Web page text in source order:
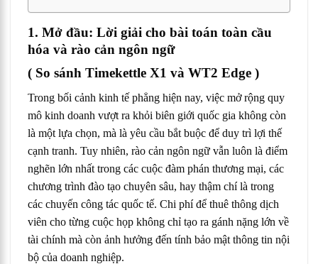
1. Mở đầu: Lời giải cho bài toán toàn cầu
hóa và rào cản ngôn ngữ
( So sánh Timekettle X1 và WT2 Edge )
Trong bối cảnh kinh tế phẳng hiện nay, việc mở rộng quy
mô kinh doanh vượt ra khỏi biên giới quốc gia không còn
là một lựa chọn, mà là yêu cầu bắt buộc để duy trì lợi thế
cạnh tranh. Tuy nhiên, rào cản ngôn ngữ vẫn luôn là điểm
nghẽn lớn nhất trong các cuộc đàm phán thương mại, các
chương trình đào tạo chuyên sâu, hay thậm chí là trong
các chuyến công tác quốc tế. Chi phí để thuê thông dịch
viên cho từng cuộc họp không chỉ tạo ra gánh nặng lớn về
tài chính mà còn ảnh hưởng đến tính bảo mật thông tin nội
bộ của doanh nghiệp.